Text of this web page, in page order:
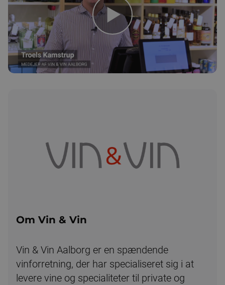
Om Vin & Vin
Vin & Vin Aalborg er en spændende
vinforretning, der har specialiseret sig i at
levere vine og specialiteter til private og